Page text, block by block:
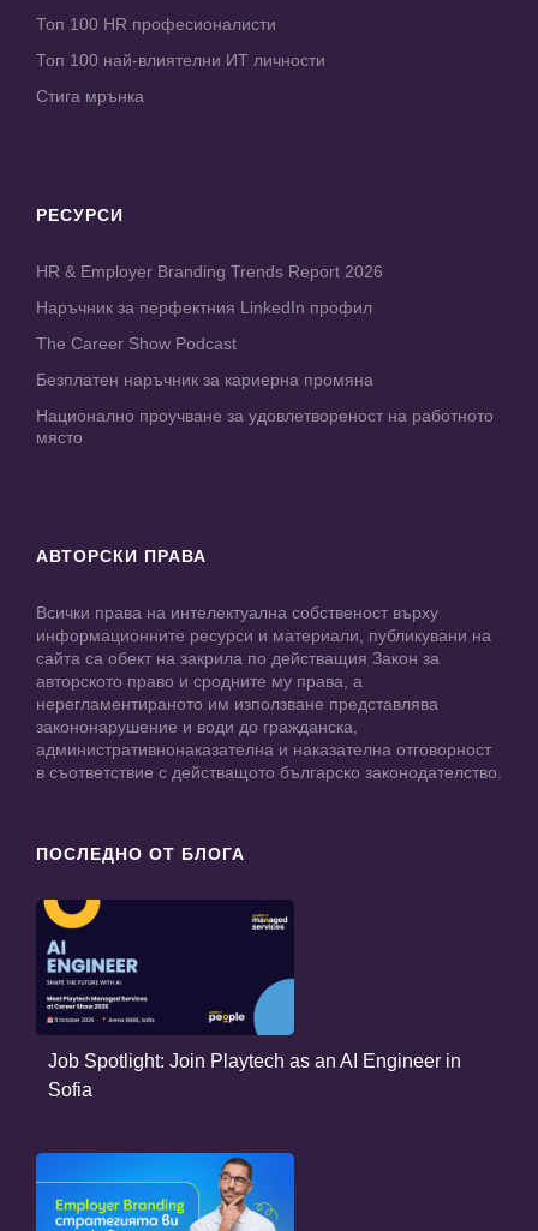
Топ 100 HR професионалисти
Топ 100 най-влиятелни ИТ личности
Стига мрънка
РЕСУРСИ
HR & Employer Branding Trends Report 2026
Наръчник за перфектния LinkedIn профил
The Career Show Podcast
Безплатен наръчник за кариерна промяна
Национално проучване за удовлетвореност на работното
място
АВТОРСКИ ПРАВА
Всички права на интелектуална собственост върху
информационните ресурси и материали, публикувани на
сайта са обект на закрила по действащия Закон за
авторското право и сродните му права, а
нерегламентираното им използване представлява
закононарушение и води до гражданска,
административнонаказателна и наказателна отговорност
в съответствие с действащото българско законодателство.
ПОСЛЕДНО ОТ БЛОГА
Job Spotlight: Join Playtech as an AI Engineer in
Sofia